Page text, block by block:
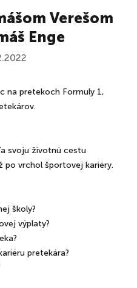
Verešom
Enge
na pretekoch Formuly 1,
svoju životnú cestu
po vrchol športovej kariéry.
školy?
výplaty?
pretekára?